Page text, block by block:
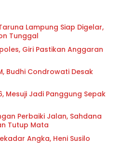
Lampung Siap Digelar,
Tunggal
Giri Pastikan Anggaran
Budhi Condrowati Desak
Mesuji Jadi Panggung Sepak
Perbaiki Jalan, Sahdana
Tutup Mata
Angka, Heni Susilo